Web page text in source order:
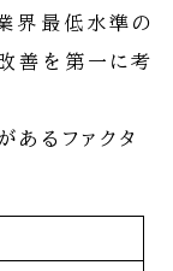
界最低水準の
善を第一に考
るファクタ